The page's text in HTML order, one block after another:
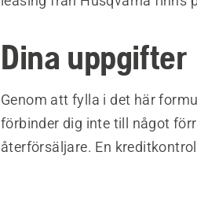
Dina uppgifter
Genom att fylla i det här
förbinder dig inte till något
återförsäljare. En